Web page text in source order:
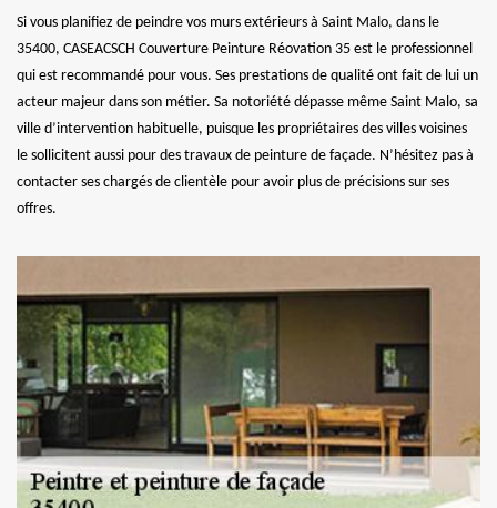
Si vous planifiez de peindre vos murs extérieurs à Saint Malo, dans le
35400, CASEACSCH Couverture Peinture Réovation 35 est le professionnel
qui est recommandé pour vous. Ses prestations de qualité ont fait de lui un
acteur majeur dans son métier. Sa notoriété dépasse même Saint Malo, sa
ville d’intervention habituelle, puisque les propriétaires des villes voisines
le sollicitent aussi pour des travaux de peinture de façade. N’hésitez pas à
contacter ses chargés de clientèle pour avoir plus de précisions sur ses
offres.